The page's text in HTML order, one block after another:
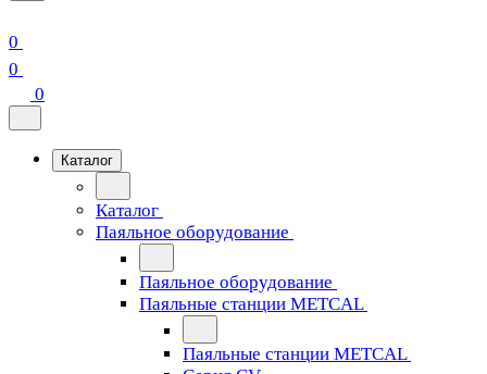
0
0
0
Каталог
Каталог
Паяльное оборудование
Паяльное оборудование
Паяльные станции METCAL
Паяльные станции METCAL